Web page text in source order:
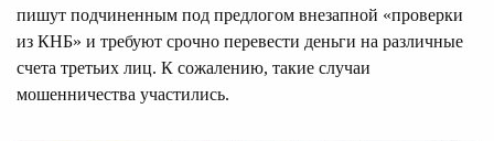
пишут подчиненным под предлогом внезапной «проверки
из КНБ» и требуют срочно перевести деньги на различные
счета третьих лиц. К сожалению, такие случаи
мошенничества участились.